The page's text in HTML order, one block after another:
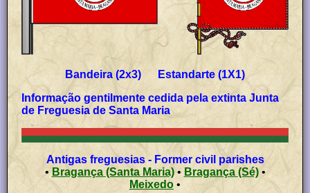
Bandeira (2x3) Estandarte (1X1)
Informação gentilmente cedida pela extinta Junta
de Freguesia de Santa Maria
Antigas freguesias - Former civil parishes
•
Bragança (Santa Maria)• Bragança (Sé)•
Meixedo •